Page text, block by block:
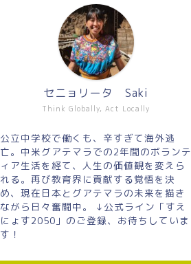
Think Globally, Act Locally
セニョリータ Saki
公立中学校で働くも、辛すぎて海外逃
亡。中米グアテマラでの2年間のボランテ
ィア生活を経て、人生の価値観を変えら
れる。再び教育界に貢献する覚悟を決
め、現在日本とグアテマラの未来を描き
ながら日々奮闘中。 ↓公式ライン「すえ
にょす2050」のご登録、お待ちしていま
す！